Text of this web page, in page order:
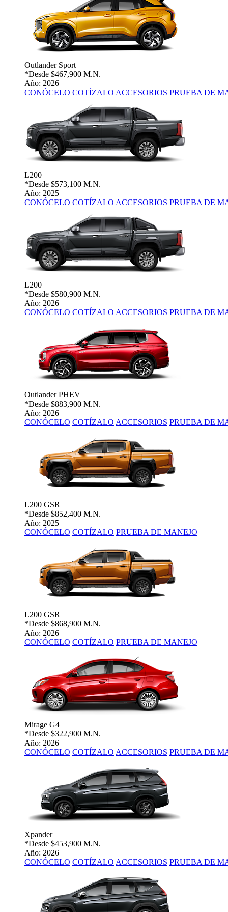
Outlander Sport
*Desde $467,900 M.N.
Año: 2026
CONÓCELO COTÍZALO ACCESORIOS PRUEBA DE
L200
*Desde $573,100 M.N.
Año: 2025
CONÓCELO COTÍZALO ACCESORIOS PRUEBA DE
L200
*Desde $580,900 M.N.
Año: 2026
CONÓCELO COTÍZALO ACCESORIOS PRUEBA DE
Outlander PHEV
*Desde $883,900 M.N.
Año: 2026
CONÓCELO COTÍZALO ACCESORIOS PRUEBA DE
L200 GSR
*Desde $852,400 M.N.
Año: 2025
CONÓCELO COTÍZALO PRUEBA DE MANEJO
L200 GSR
*Desde $868,900 M.N.
Año: 2026
CONÓCELO COTÍZALO PRUEBA DE MANEJO
Mirage G4
*Desde $322,900 M.N.
Año: 2026
CONÓCELO COTÍZALO ACCESORIOS PRUEBA DE
Xpander
*Desde $453,900 M.N.
Año: 2026
CONÓCELO COTÍZALO ACCESORIOS PRUEBA DE